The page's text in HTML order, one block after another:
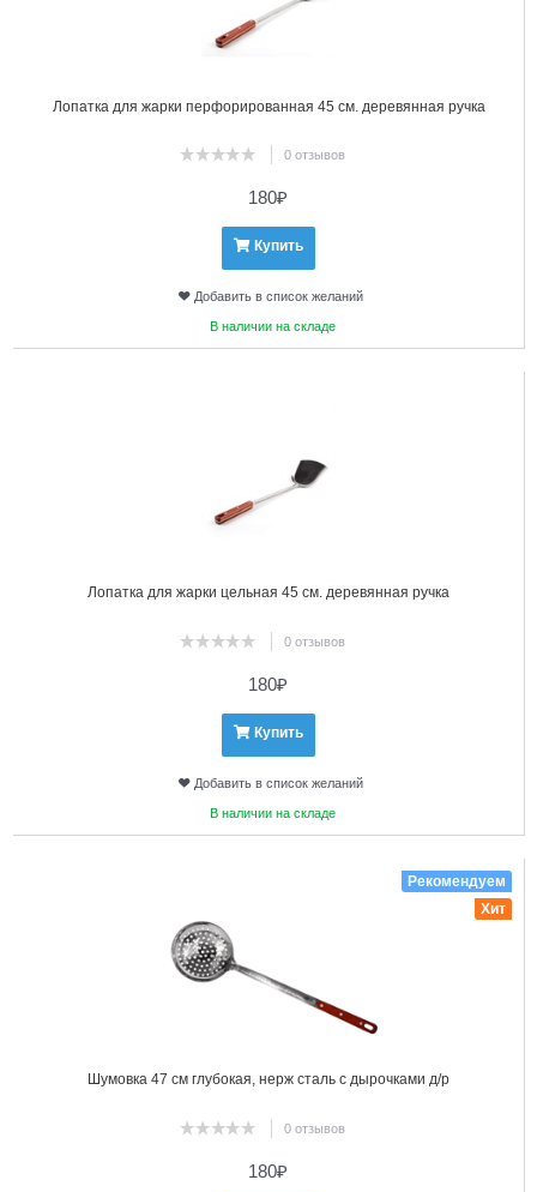
Лопатка для жарки перфорированная 45 см. деревянная ручка
0 отзывов
180₽
Купить
Добавить в список желаний
В наличии на складе
Лопатка для жарки цельная 45 см. деревянная ручка
0 отзывов
180₽
Купить
Добавить в список желаний
В наличии на складе
Шумовка 47 см глубокая, нерж сталь с дырочками д/р
0 отзывов
Рекомендуем
Хит
180₽